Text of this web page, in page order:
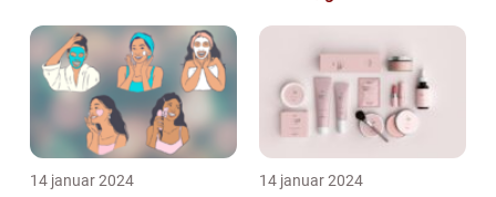
14 januar 2024 14 januar 2024